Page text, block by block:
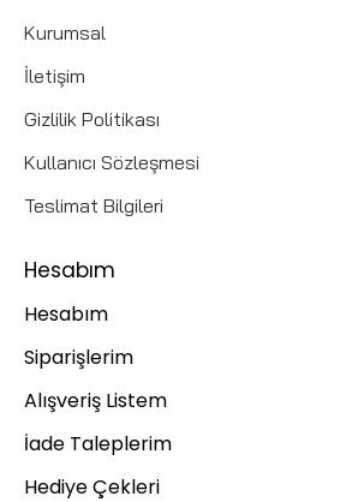
Kurumsal
İletişim
Gizlilik Politikası
Kullanıcı Sözleşmesi
Teslimat Bilgileri
Hesabım
Hesabım
Siparişlerim
Alışveriş Listem
İade Taleplerim
Hediye Çekleri